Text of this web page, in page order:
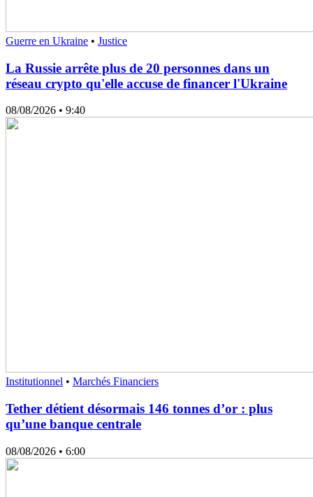
Guerre en Ukraine • Justice
La Russie arrête plus de 20 personnes dans un
réseau crypto qu'elle accuse de financer l'Ukraine
08/08/2026 • 9:40
Institutionnel • Marchés Financiers
Tether détient désormais 146 tonnes d’or : plus
qu’une banque centrale
08/08/2026 • 6:00